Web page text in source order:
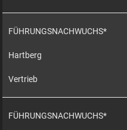
FÜHRUNGSNACHWUCHS*
Hartberg
Vertrieb
FÜHRUNGSNACHWUCHS*